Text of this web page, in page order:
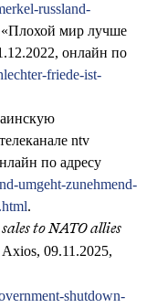
russland-
мир лучше
онлайн по
friede-ist-
ntv
по адресу
umgeht-zunehmend-
.
to NATO allies
Axios, 09.11.2025,
shutdown-